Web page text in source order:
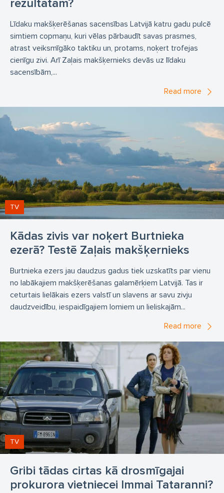
rezultātam?
Līdaku makšķerēšanas sacensības Latvijā katru gadu pulcē
simtiem copmaņu, kuri vēlas pārbaudīt savas prasmes,
atrast veiksmīgāko taktiku un, protams, noķert trofejas
cienīgu zivi. Arī Zaļais makšķernieks devās uz līdaku
sacensībām,...
Read more
Kādas zivis var noķert Burtnieka
ezerā? Testē Zaļais makšķernieks
TV
Burtnieka ezers jau daudzus gadus tiek uzskatīts par vienu
no labākajiem makšķerēšanas galamērķiem Latvijā. Tas ir
ceturtais lielākais ezers valstī un slavens ar savu zivju
daudzveidību, iespaidīgajiem lomiem un lieliskajām...
Read more
Gribi tādas cirtas kā drosmīgajai
prokurora vietniecei Immai Tataranni?
TV